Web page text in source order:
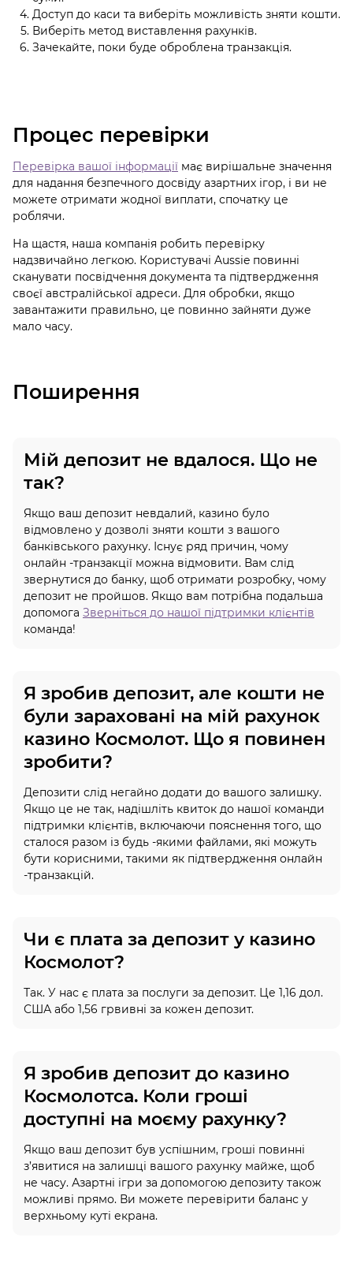
Доступ до каси та виберіть можливість зняти кошти.
Виберіть метод виставлення рахунків.
Зачекайте, поки буде оброблена транзакція.
Процес перевірки
Перевірка вашої інформації має вирішальне значення
для надання безпечного досвіду азартних ігор, і ви не
можете отримати жодної виплати, спочатку це
роблячи.
На щастя, наша компанія робить перевірку
надзвичайно легкою. Користувачі Aussie повинні
сканувати посвідчення документа та підтвердження
своєї австралійської адреси. Для обробки, якщо
завантажити правильно, це повинно зайняти дуже
мало часу.
Поширення
Мій депозит не вдалося. Що не
так?
Якщо ваш депозит невдалий, казино було
відмовлено у дозволі зняти кошти з вашого
банківського рахунку. Існує ряд причин, чому
онлайн -транзакції можна відмовити. Вам слід
звернутися до банку, щоб отримати розробку, чому
депозит не пройшов. Якщо вам потрібна подальша
допомога Зверніться до нашої підтримки клієнтів
команда!
Я зробив депозит, але кошти не
були зараховані на мій рахунок
казино Космолот. Що я повинен
зробити?
Депозити слід негайно додати до вашого залишку.
Якщо це не так, надішліть квиток до нашої команди
підтримки клієнтів, включаючи пояснення того, що
сталося разом із будь -якими файлами, які можуть
бути корисними, такими як підтвердження онлайн
-транзакцій.
Чи є плата за депозит у казино
Космолот?
Так. У нас є плата за послуги за депозит. Це 1,16 дол.
США або 1,56 грвивні за кожен депозит.
Я зробив депозит до казино
Космолотса. Коли гроші
доступні на моєму рахунку?
Якщо ваш депозит був успішним, гроші повинні
з’явитися на залишці вашого рахунку майже, щоб
не часу. Азартні ігри за допомогою депозиту також
можливі прямо. Ви можете перевірити баланс у
верхньому куті екрана.